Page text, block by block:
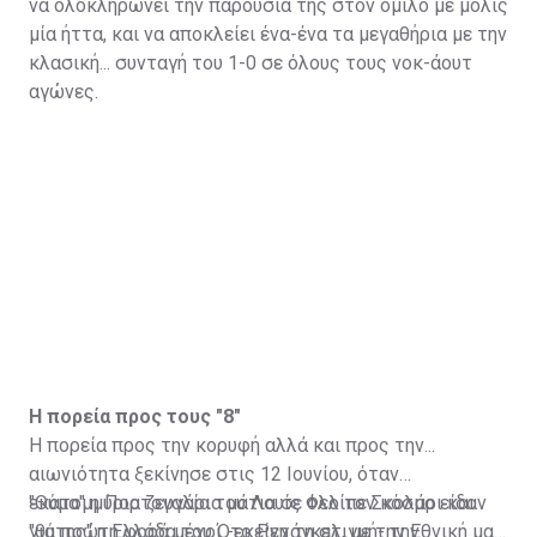
να ολοκληρώνει την παρουσία της στον όμιλο με μόλις
μία ήττα, και να αποκλείει ένα-ένα τα μεγαθήρια με την
κλασική... συνταγή του 1-0 σε όλους τους νοκ-άουτ
αγώνες.
Η πορεία προς τους "8"
Η πορεία προς την κορυφή αλλά και προς την...
αιωνιότητα ξεκίνησε στις 12 Ιουνίου, όταν
εκατομμύρια ζευγάρια μάτια σε όλο τον κόσμο είδαν
για πρώτη φορά μέχρι -εκείνη τη στιγμή- την
"Θύμα" η Πορτογαλία του Λουίς Φελίπε Σκολάρι και
"θύτης" η Ελλάδα του Ότο Ρεχάγκελ, με την Εθνική μας